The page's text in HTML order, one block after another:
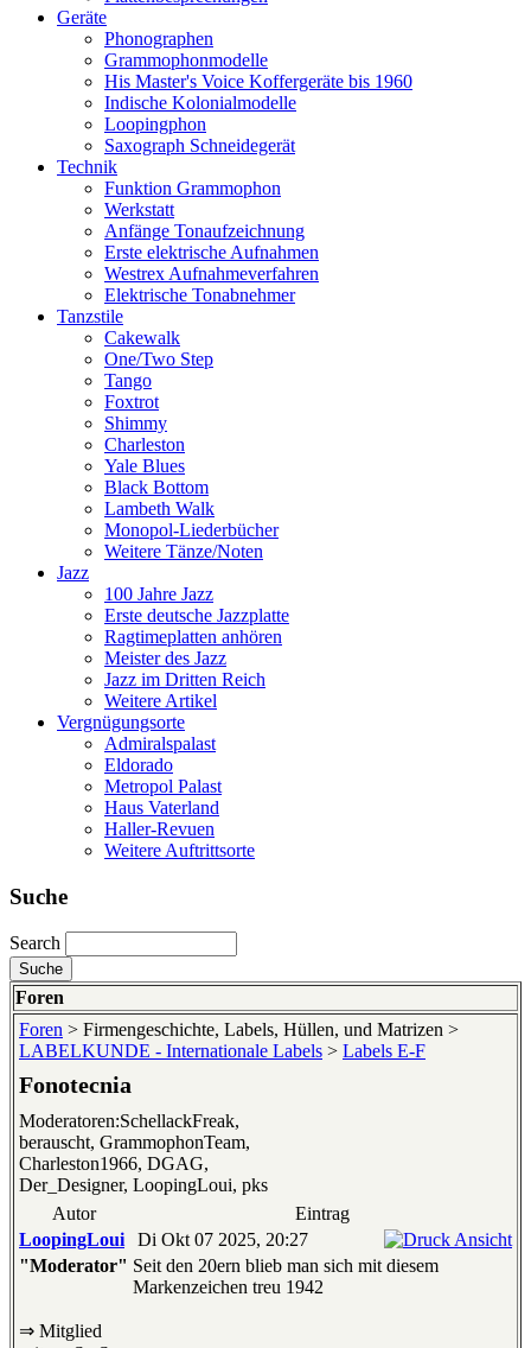
Geräte
Phonographen
Grammophonmodelle
His Master's Voice Koffergeräte bis 1960
Indische Kolonialmodelle
Loopingphon
Saxograph Schneidegerät
Technik
Funktion Grammophon
Werkstatt
Anfänge Tonaufzeichnung
Erste elektrische Aufnahmen
Westrex Aufnahmeverfahren
Elektrische Tonabnehmer
Tanzstile
Cakewalk
One/Two Step
Tango
Foxtrot
Shimmy
Charleston
Yale Blues
Black Bottom
Lambeth Walk
Monopol-Liederbücher
Weitere Tänze/Noten
Jazz
100 Jahre Jazz
Erste deutsche Jazzplatte
Ragtimeplatten anhören
Meister des Jazz
Jazz im Dritten Reich
Weitere Artikel
Vergnügungsorte
Admiralspalast
Eldorado
Metropol Palast
Haus Vaterland
Haller-Revuen
Weitere Auftrittsorte
Suche
Search
Foren
Foren > Firmengeschichte, Labels, Hüllen, und Matrizen >
LABELKUNDE - Internationale Labels > Labels E-F
Fonotecnia
Moderatoren:SchellackFreak,
berauscht, GrammophonTeam,
Charleston1966, DGAG,
Der_Designer, LoopingLoui, pks
Autor
Eintrag
LoopingLoui
Di Okt 07 2025, 20:27
"Moderator"
⇒ Mitglied
Seit den 20ern blieb man sich mit diesem
Markenzeichen treu 1942